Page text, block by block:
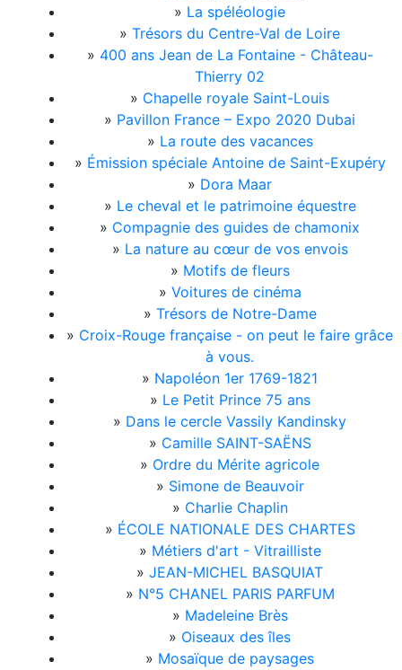
» La spéléologie
» Trésors du Centre-Val de Loire
» 400 ans Jean de La Fontaine - Château-
Thierry 02
» Chapelle royale Saint-Louis
» Pavillon France – Expo 2020 Dubai
» La route des vacances
» Émission spéciale Antoine de Saint-Exupéry
» Dora Maar
» Le cheval et le patrimoine équestre
» Compagnie des guides de chamonix
» La nature au cœur de vos envois
» Motifs de fleurs
» Voitures de cinéma
» Trésors de Notre-Dame
» Croix-Rouge française - on peut le faire grâce
à vous.
» Napoléon 1er 1769-1821
» Le Petit Prince 75 ans
» Dans le cercle Vassily Kandinsky
» Camille SAINT-SAËNS
» Ordre du Mérite agricole
» Simone de Beauvoir
» Charlie Chaplin
» ÉCOLE NATIONALE DES CHARTES
» Métiers d'art - Vitrailliste
» JEAN-MICHEL BASQUIAT
» N°5 CHANEL PARIS PARFUM
» Madeleine Brès
» Oiseaux des îles
» Mosaïque de paysages